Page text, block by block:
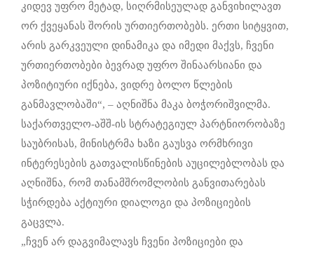
კიდევ უფრო მეტად, სიღრმისეულად განვიხილავთ
ორ ქვეყანას შორის ურთიერთობებს. ერთი სიტყვით,
არის გარკვეული დინამიკა და იმედი მაქვს, ჩვენი
ურთიერთობები ბევრად უფრო შინაარსიანი და
პოზიტიური იქნება, ვიდრე ბოლო წლების
განმავლობაში“, – აღნიშნა მაკა ბოჭორიშვილმა.
საქართველო-აშშ-ის სტრატეგიულ პარტნიორობაზე
საუბრისას, მინისტრმა ხაზი გაუსვა ორმხრივი
ინტერესების გათვალისწინების აუცილებლობას და
აღნიშნა, რომ თანამშრომლობის განვითარებას
სჭირდება აქტიური დიალოგი და პოზიციების
გაცვლა.
„ჩვენ არ დაგვიმალავს ჩვენი პოზიციები და